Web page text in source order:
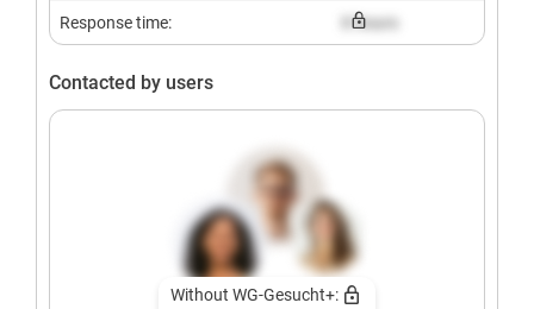
Response time: X hours
Contacted by users
Without WG-Gesucht+: